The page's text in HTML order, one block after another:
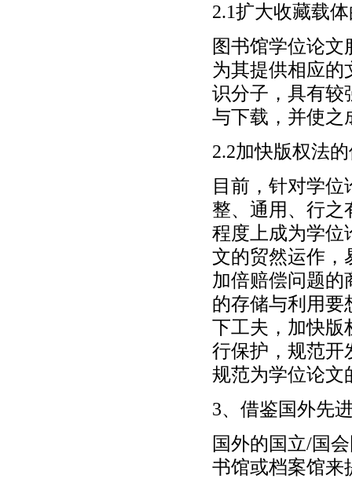
2.1扩大收藏载
图书馆学位论
为其提供相应
识分子，具有较
与下载，并使之
2.2加快版权法
目前，针对学
整、通用、行之
程度上成为学位
文的贸然运作，
加倍赔偿问题的
的存储与利用要
下工夫，加快版
行保护，规范开
规范为学位论文
3、借鉴国外先
国外的国立/国
书馆或档案馆来